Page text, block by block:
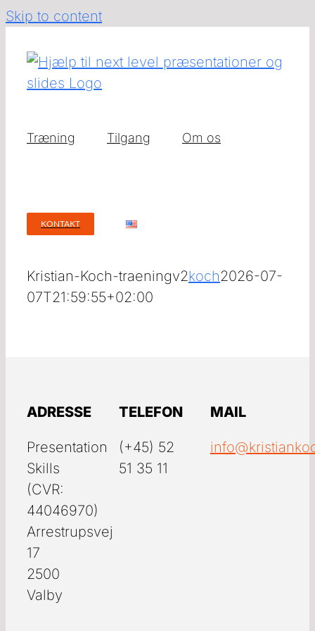
Skip to content
Træning Tilgang Om os
KONTAKT
Kristian-Koch-traeningv2koch2026-07-
07T21:59:55+02:00
ADRESSE
Presentation
Skills
(CVR:
44046970)
Arrestrupsvej
17
2500
Valby
TELEFON
(+45) 52
51 35 11
MAIL